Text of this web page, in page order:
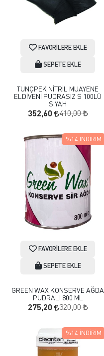
FAVORILERE EKLE
SEPETE EKLE
TUNÇPEK NİTRİL MUAYENE
ELDİVENİ PUDRASIZ S 100LÜ
SİYAH
352,60 410,00
FAVORILERE EKLE
SEPETE EKLE
GREEN WAX KONSERVE AĞDA
PUDRALI 800 ML
275,20 320,00
%14 İNDIRIM
%14 İNDIRIM